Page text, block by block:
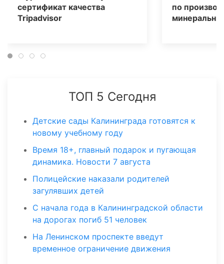
сертификат качества
Tripаdvisor
по
ТОП 5 Сегодня
Детские сады Калининграда готовятся к
новому учебному году
Время 18+, главный подарок и пугающая
динамика. Новости 7 августа
Полицейские наказали родителей
загулявших детей
С начала года в Калининградской области
на дорогах погиб 51 человек
На Ленинском проспекте введут
временное ограничение движения